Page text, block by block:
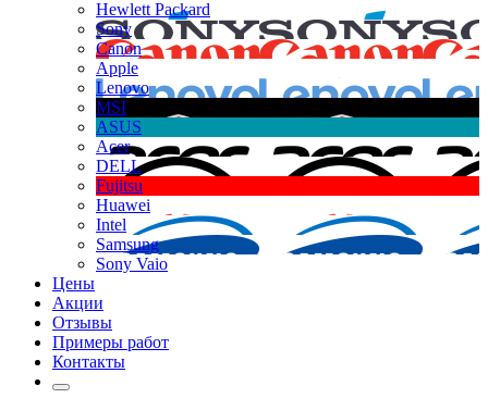
Hewlett Packard
Sony
Canon
Apple
Lenovo
MSI
ASUS
Acer
DELL
Fujitsu
Huawei
Intel
Samsung
Sony Vaio
Цены
Акции
Отзывы
Примеры работ
Контакты